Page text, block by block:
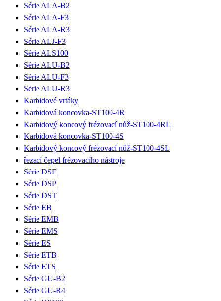
Série ALA-B2
Série ALA-F3
Série ALA-R3
Série ALJ-F3
Série ALS100
Série ALU-B2
Série ALU-F3
Série ALU-R3
Karbidové vrtáky
Karbidová koncovka-ST100-4R
Karbidový koncový frézovací nůž-ST100-4RL
Karbidová koncovka-ST100-4S
Karbidový koncový frézovací nůž-ST100-4SL
řezací čepel frézovacího nástroje
Série DSF
Série DSP
Série DST
Série EB
Série EMB
Série EMS
Série ES
Série ETB
Série ETS
Série GU-B2
Série GU-R4